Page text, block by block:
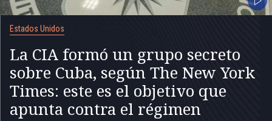
Estados Unidos
La CIA formó un grupo secreto
sobre Cuba, según The New York
Times: este es el objetivo que
apunta contra el régimen